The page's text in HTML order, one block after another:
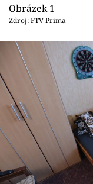
Přihlášení
Sledujte nás
Obrázek 1
Zdroj: FTV Prima